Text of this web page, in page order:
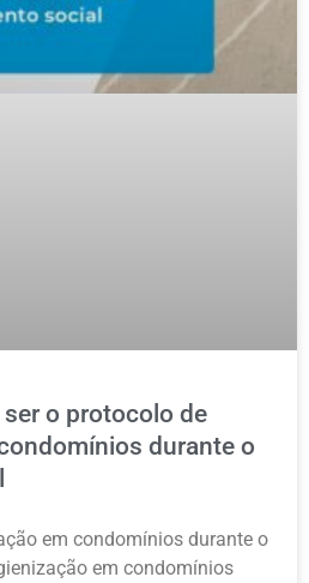
o protocolo de
durante o
em condomínios durante o
em condomínios